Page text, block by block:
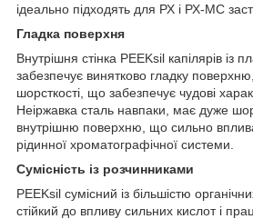
ідеально підходять для РХ і РХ-МС
Гладка поверхня
Внутрішня стінка PEEKsil капілярів із
забезпечує винятково гладку
шорсткості, що забезпечує чудові
Неіржавка сталь навпаки, має дуже
внутрішню поверхню, що сильно
рідинної хроматографічної системи.
Сумісність із розчинниками
PEEKsil сумісний із більшістю
стійкий до впливу сильних кислот і